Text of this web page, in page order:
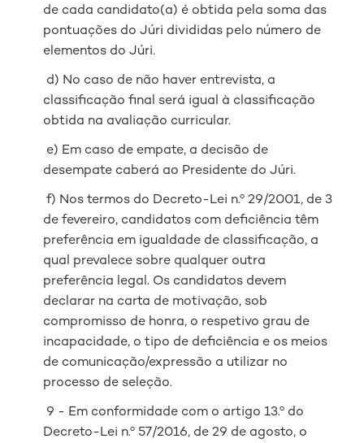
de cada candidato(a) é obtida pela soma das
pontuações do Júri divididas pelo número de
elementos do Júri.
d) No caso de não haver entrevista, a
classificação final será igual à classificação
obtida na avaliação curricular.
e) Em caso de empate, a decisão de
desempate caberá ao Presidente do Júri.
f) Nos termos do Decreto-Lei n.º 29/2001, de 3
de fevereiro, candidatos com deficiência têm
preferência em igualdade de classificação, a
qual prevalece sobre qualquer outra
preferência legal. Os candidatos devem
declarar na carta de motivação, sob
compromisso de honra, o respetivo grau de
incapacidade, o tipo de deficiência e os meios
de comunicação/expressão a utilizar no
processo de seleção.
9 - Em conformidade com o artigo 13.º do
Decreto-Lei n.º 57/2016, de 29 de agosto, o